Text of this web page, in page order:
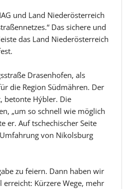
und Land Niederösterreich
Das sichere und
das Land Niederösterreich
Drasenhofen, als
die Region Südmähren. Der
betonte Hýbler. Die
„um so schnell wie möglich
er. Auf tschechischer Seite
von Nikolsburg
zu feiern. Dann haben wir
Kürzere Wege, mehr